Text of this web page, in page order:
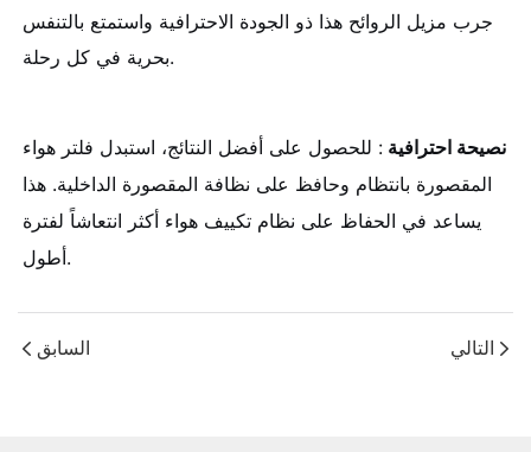
جرب مزيل الروائح هذا ذو الجودة الاحترافية واستمتع بالتنفس
بحرية في كل رحلة.
نصيحة احترافية : للحصول على أفضل النتائج، استبدل فلتر هواء
المقصورة بانتظام وحافظ على نظافة المقصورة الداخلية. هذا
يساعد في الحفاظ على نظام تكييف هواء أكثر انتعاشاً لفترة
أطول.
السابق التالي